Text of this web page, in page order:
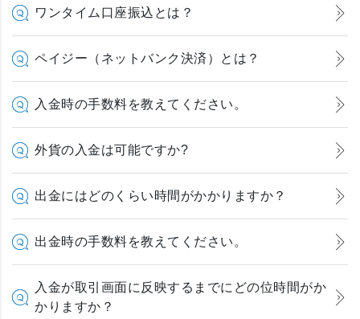
ワンタイム口座振込とは？
ペイジー（ネットバンク決済）とは？
入金時の手数料を教えてください。
外貨の入金は可能ですか?
出金にはどのくらい時間がかかりますか？
出金時の手数料を教えてください。
入金が取引画面に反映するまでにどの位時間がか
かりますか？